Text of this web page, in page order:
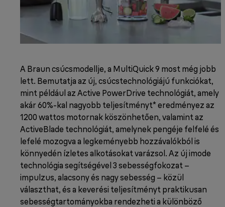
A Braun csúcsmodellje, a MultiQuick 9 most még jobb
lett. Bemutatja az új, csúcstechnológiájú funkciókat,
mint például az Active PowerDrive technológiát, amely
akár 60%-kal nagyobb teljesítményt* eredményez az
1200 wattos motornak köszönhetően, valamint az
ActiveBlade technológiát, amelynek pengéje felfelé és
lefelé mozogva a legkeményebb hozzávalókból is
könnyedén ízletes alkotásokat varázsol. Az új imode
technológia segítségével 3 sebességfokozat –
impulzus, alacsony és nagy sebesség – közül
választhat, és a keverési teljesítményt praktikusan
sebességtartományokba rendezheti a különböző